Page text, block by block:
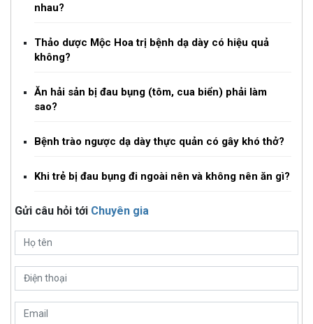
nhau?
Thảo dược Mộc Hoa trị bệnh dạ dày có hiệu quả
không?
Ăn hải sản bị đau bụng (tôm, cua biển) phải làm
sao?
Bệnh trào ngược dạ dày thực quản có gây khó thở?
Khi trẻ bị đau bụng đi ngoài nên và không nên ăn gì?
Gửi câu hỏi tới Chuyên gia